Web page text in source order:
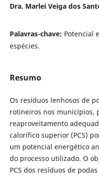
Dra. Marlei Veiga dos
Palavras-chave: Potencial
espécies.
Resumo
Os resíduos lenhosos de
rotineiros nos municípios,
reaproveitamento
calorífico superior (PCS)
um potencial energético
do processo utilizado. O
PCS dos resíduos de